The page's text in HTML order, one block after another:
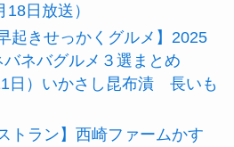
日放送）
起きせっかくグルメ】2025
ネバグルメ３選まとめ
日）いかさし昆布漬 長いも
トラン】西崎ファームかす